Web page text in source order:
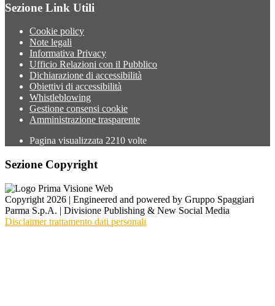
Sezione Link Utili
Cookie policy
Note legali
Informativa Privacy
Ufficio Relazioni con il Pubblico
Dichiarazione di accessibilità
Obiettivi di accessibilità
Whistleblowing
Gestione consensi cookie
Amministrazione trasparente
Pagina visualizzata 2210 volte
Sezione Copyright
Copyright 2026 | Engineered and powered by Gruppo Spaggiari
Parma S.p.A. | Divisione Publishing & New Social Media
Disclaimer trattamento dati personali